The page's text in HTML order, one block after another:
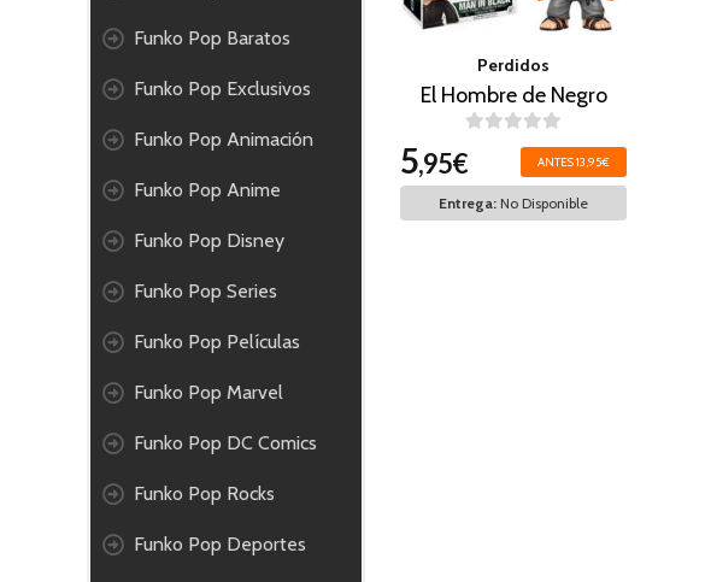
Funko Pop Baratos
Funko Pop Exclusivos
Funko Pop Animación
Funko Pop Anime
Funko Pop Disney
Funko Pop Series
Funko Pop Películas
Funko Pop Marvel
Funko Pop DC Comics
Funko Pop Rocks
Funko Pop Deportes
Perdidos
El Hombre de Negro
5,95€ ANTES 13,95€
Entrega: No Disponible